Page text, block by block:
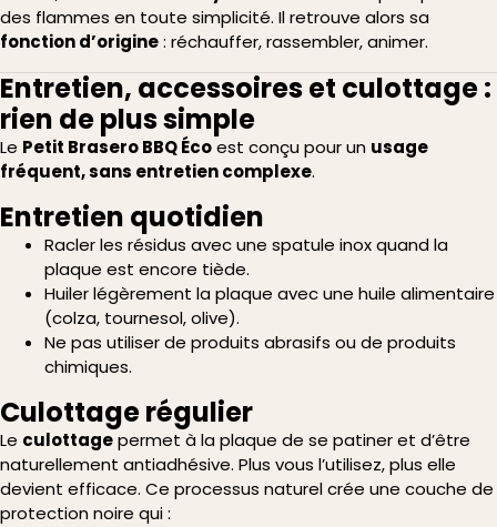
des flammes en toute simplicité. Il retrouve alors sa
fonction d’origine: réchauffer, rassembler, animer.
Entretien, accessoires et culottage :
rien de plus simple
Le Petit Brasero BBQ Écoest conçu pour un usage
fréquent, sans entretien complexe.
Entretien quotidien
Racler les résidus avec une spatule inox quand la
plaque est encore tiède.
Huiler légèrement la plaque avec une huile alimentaire
(colza, tournesol, olive).
Ne pas utiliser de produits abrasifs ou de produits
chimiques.
Culottage régulier
Le culottagepermet à la plaque de se patiner et d’être
naturellement antiadhésive. Plus vous l’utilisez, plus elle
devient efficace. Ce processus naturel crée une couche de
protection noire qui :